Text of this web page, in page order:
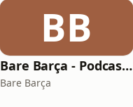
BB
Bare Barça - Podcasten om FC Barcelona
Bare Barça